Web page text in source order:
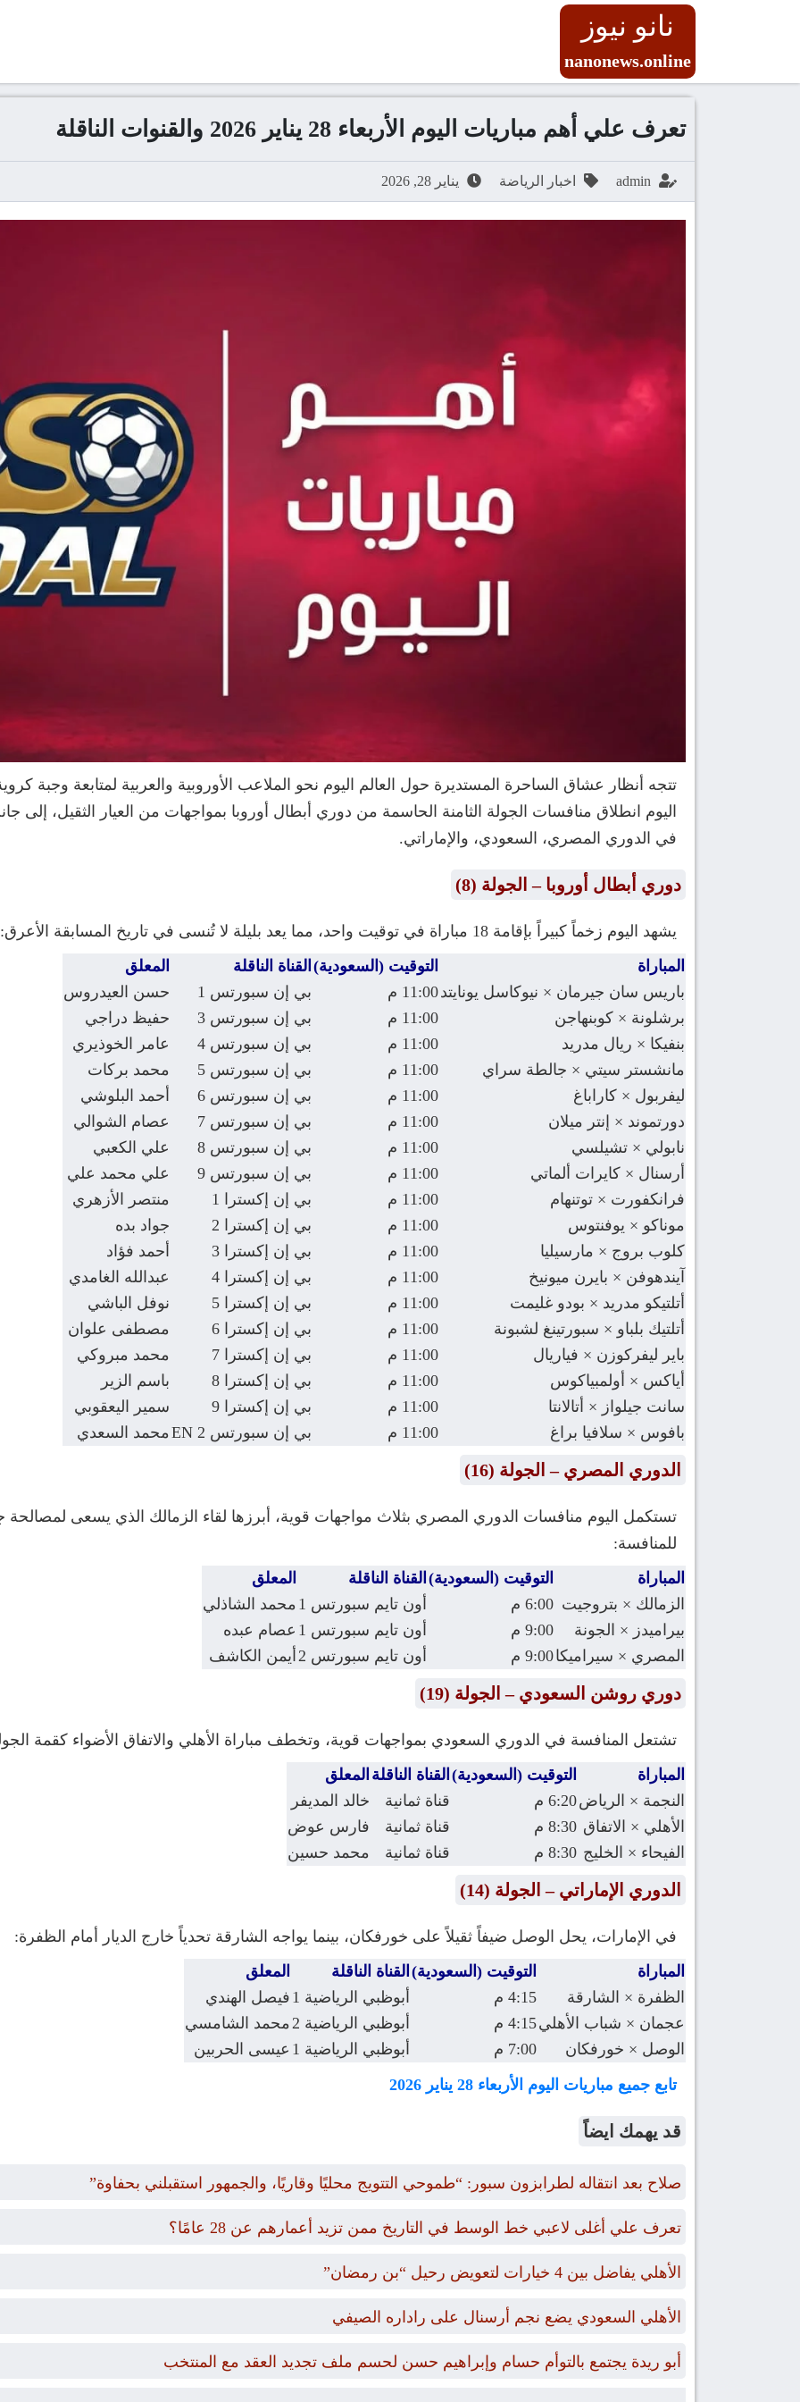
نانو نيوز
nanonews.online
تعرف علي أهم مباريات اليوم الأربعاء 28 يناير 2026 والقنوات الناقلة
admin اخبار الرياضة يناير 28, 2026
تتجه أنظار عشاق الساحرة المستديرة حول العالم اليوم نحو الملاعب الأوروبية والعربية لمتابعة وجبة
اليوم انطلاق منافسات الجولة الثامنة الحاسمة من دوري أبطال أوروبا بمواجهات من العيار الثقيل، إلى
في الدوري المصري، السعودي، والإماراتي.
دوري أبطال أوروبا – الجولة (8)
يشهد اليوم زخماً كبيراً بإقامة 18 مباراة في توقيت واحد، مما يعد بليلة لا تُنسى في تاريخ المسابقة الأعرق:
المباراة
التوقيت (السعودية) القناة الناقلة
المعلق
باريس سان جيرمان × نيوكاسل يونايتد11:00 م بي إن سبورتس 1
حسن العيدروس
برشلونة × كوبنهاجن
11:00 م بي إن سبورتس 3
حفيظ دراجي
بنفيكا × ريال مدريد
11:00 م بي إن سبورتس 4
عامر الخوذيري
مانشستر سيتي × جالطة سراي
11:00 م بي إن سبورتس 5
محمد بركات
ليفربول × كاراباغ
11:00 م بي إن سبورتس 6
أحمد البلوشي
دورتموند × إنتر ميلان
11:00 م بي إن سبورتس 7
عصام الشوالي
نابولي × تشيلسي
11:00 م بي إن سبورتس 8
علي الكعبي
أرسنال × كايرات ألماتي
11:00 م بي إن سبورتس 9
علي محمد علي
فرانكفورت × توتنهام
11:00 م بي إن إكسترا 1
منتصر الأزهري
موناكو × يوفنتوس
11:00 م بي إن إكسترا 2
جواد بده
كلوب بروج × مارسيليا
11:00 م بي إن إكسترا 3
أحمد فؤاد
آيندهوفن × بايرن ميونيخ
11:00 م بي إن إكسترا 4
عبدالله الغامدي
أتلتيكو مدريد × بودو غليمت
11:00 م بي إن إكسترا 5
نوفل الباشي
أتلتيك بلباو × سبورتينغ لشبونة
11:00 م بي إن إكسترا 6
مصطفى علوان
باير ليفركوزن × فياريال
11:00 م بي إن إكسترا 7
محمد مبروكي
أياكس × أولمبياكوس
11:00 م بي إن إكسترا 8
باسم الزير
سانت جيلواز × أتالانتا
11:00 م بي إن إكسترا 9
سمير اليعقوبي
بافوس × سلافيا براغ
11:00 م بي إن سبورتس 2 EN محمد السعدي
الدوري المصري – الجولة (16)
تستكمل اليوم منافسات الدوري المصري بثلاث مواجهات قوية، أبرزها لقاء الزمالك الذي يسعى لمصالحة
للمنافسة:
المباراة
التوقيت (السعودية) القناة الناقلة
المعلق
الزمالك × بتروجيت 6:00 م أون تايم سبورتس 1
محمد الشاذلي
بيراميدز × الجونة
9:00 م أون تايم سبورتس 1
عصام عبده
المصري × سيراميكا9:00 م أون تايم سبورتس 2 أيمن الكاشف
دوري روشن السعودي – الجولة (19)
تشتعل المنافسة في الدوري السعودي بمواجهات قوية، وتخطف مباراة الأهلي والاتفاق الأضواء كقمة
المباراة
التوقيت (السعودية) القناة الناقلة المعلق
النجمة × الرياض6:20 م قناة ثمانية
خالد المديفر
الأهلي × الاتفاق 8:30 م قناة ثمانية
فارس عوض
الفيحاء × الخليج 8:30 م قناة ثمانية محمد حسين
الدوري الإماراتي – الجولة (14)
في الإمارات، يحل الوصل ضيفاً ثقيلاً على خورفكان، بينما يواجه الشارقة تحدياً خارج الديار أمام الظفرة:
المباراة
التوقيت (السعودية) القناة الناقلة
المعلق
الظفرة × الشارقة
4:15 م أبوظبي الرياضية 1
فيصل الهندي
عجمان × شباب الأهلي4:15 م أبوظبي الرياضية 2
محمد الشامسي
الوصل × خورفكان
7:00 م أبوظبي الرياضية 1
عيسى الحربين
تابع جميع مباريات اليوم الأربعاء 28 يناير 2026
قد يهمك ايضاً
صلاح بعد انتقاله لطرابزون سبور: “طموحي التتويج محليًا وقاريًا، والجمهور استقبلني بحفاوة”
تعرف علي أغلى لاعبي خط الوسط في التاريخ ممن تزيد أعمارهم عن 28 عامًا؟
الأهلي يفاضل بين 4 خيارات لتعويض رحيل “بن رمضان”
الأهلي السعودي يضع نجم أرسنال على راداره الصيفي
أبو ريدة يجتمع بالتوأم حسام وإبراهيم حسن لحسم ملف تجديد العقد مع المنتخب